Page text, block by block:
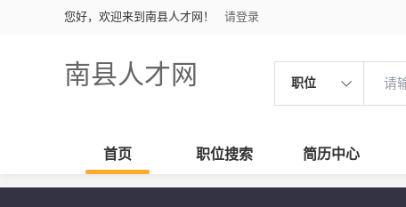
您好，欢迎来到南县人才网！ 请登录
南县人才网 职位
首页 职位搜索 简历中心